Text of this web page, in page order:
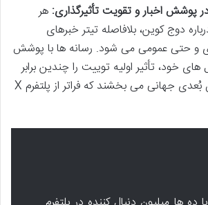
پوشش اخبار و تقویت تأثیرگذاری: هر
دوج کوین، بلافاصله تیتر خبرهای
و حتی عمومی می شود. رسانه ها با پوشش
خود، تأثیر اولیه توییت را چندین برابر
می کنند و به آن بُعدی جهانی می بخشند که فراتر از پلتفرم X